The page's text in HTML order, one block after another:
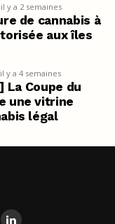
il y a 2 semaines
de cannabis à
aux îles
il y a 4 semaines
Coupe du
une vitrine
légal